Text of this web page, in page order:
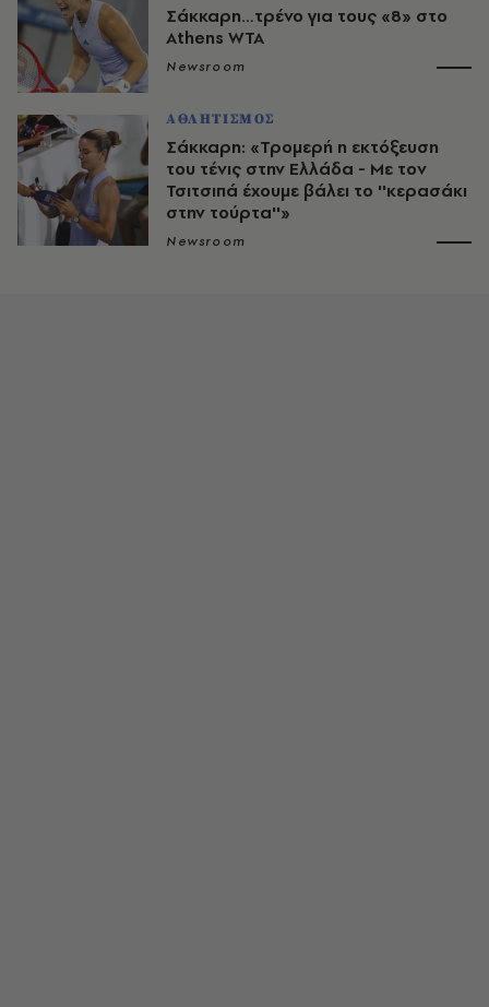
Σάκκαρη…τρένο για τους «8» στο
Athens WTA
Newsroom
ΑΘΛΗΤΙΣΜΟΣ
Σάκκαρη: «Τρομερή η εκτόξευση
του τένις στην Ελλάδα - Με τον
Τσιτσιπά έχουμε βάλει το ''κερασάκι
στην τούρτα''»
Newsroom